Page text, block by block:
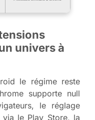
univers à
le régime reste
supporte null
le réglage
via le Play Store, la